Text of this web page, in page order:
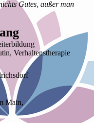
Gutes, außer man
Verhaltenstherapie
Main,